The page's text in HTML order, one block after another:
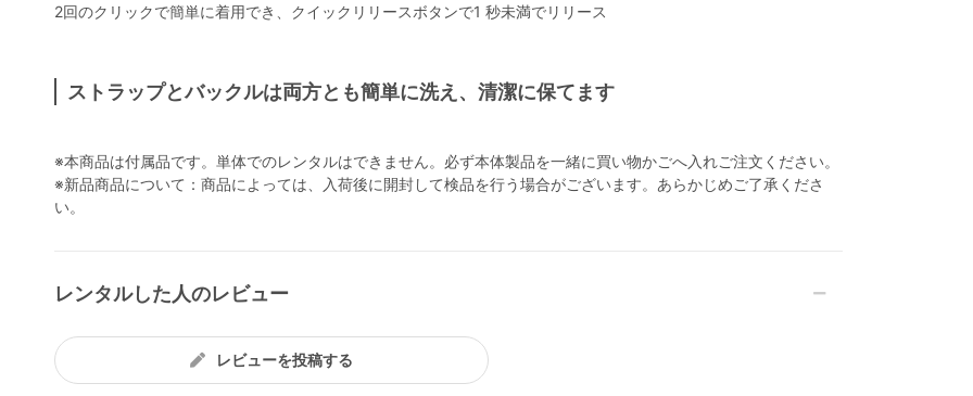
2回のクリックで簡単に着用でき、クイックリリースボタンで1 秒未満でリリース
ストラップとバックルは両方とも簡単に洗え、清潔に保てます
※本商品は付属品です。単体でのレンタルはできません。必ず本体製品を一緒に買い物かごへ入れご注文ください。
※新品商品について：商品によっては、入荷後に開封して検品を行う場合がございます。あらかじめご了承くださ
い。
レンタルした人のレビュー
レビューを投稿する